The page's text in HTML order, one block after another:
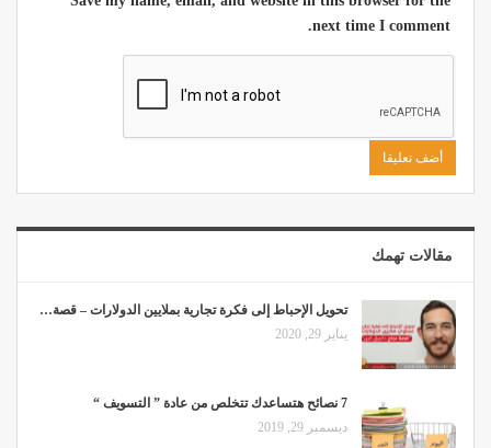
next time I comment.
مقالات تهمك
تحويل الإحباط إلى فكرة تجارية بملايين الدولارات – قصة…
يناير 29, 2020
7 نصائح هتساعدك تتخلص من عادة ” التسويف “
ديسمبر 29, 2019